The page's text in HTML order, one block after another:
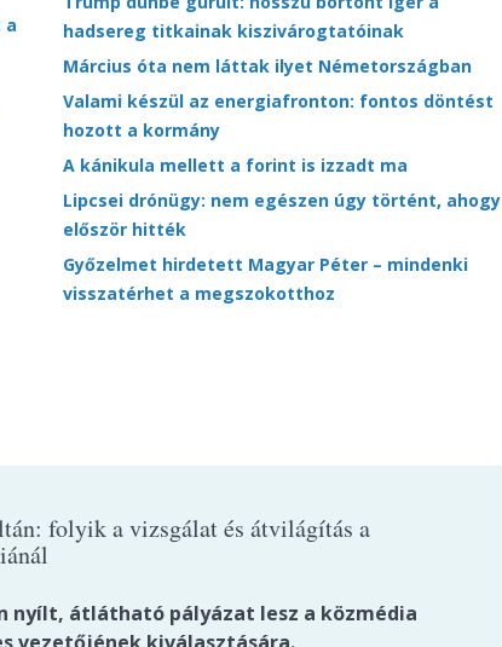
a
hadsereg titkainak kiszivárogtatóinak
Március óta nem láttak ilyet Németországban
Valami készül az energiafronton: fontos döntést
hozott a kormány
A kánikula mellett a forint is izzadt ma
Lipcsei drónügy: nem egészen úgy történt, ahogy
először hitték
Győzelmet hirdetett Magyar Péter – mindenki
visszatérhet a megszokotthoz
folyik a vizsgálat és átvilágítás a
nyílt, átlátható pályázat lesz a közmédia